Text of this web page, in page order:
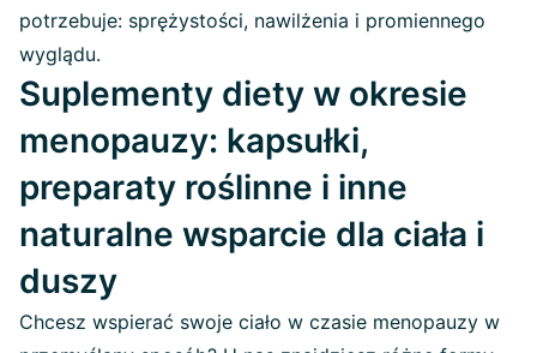
potrzebuje: sprężystości, nawilżenia i promiennego
wyglądu.
Suplementy diety w okresie
menopauzy: kapsułki,
preparaty roślinne i inne
naturalne wsparcie dla ciała i
duszy
Chcesz wspierać swoje ciało w czasie menopauzy w